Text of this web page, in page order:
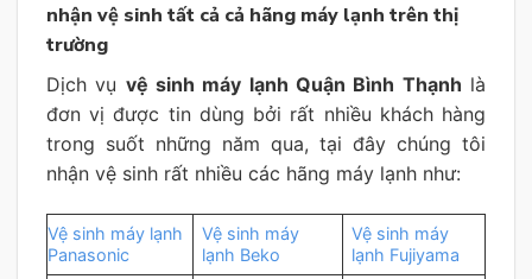
nhận vệ sinh tất cả cả hãng máy lạnh trên thị
trường
Dịch vụ vệ sinh máy lạnh Quận Bình Thạnh là
đơn vị được tin dùng bởi rất nhiều khách hàng
trong suốt những năm qua, tại đây chúng tôi
nhận vệ sinh rất nhiều các hãng máy lạnh như:
Vệ sinh máy lạnh
Panasonic
Vệ sinh máy
lạnh Beko
Vệ sinh máy
lạnh Fujiyama